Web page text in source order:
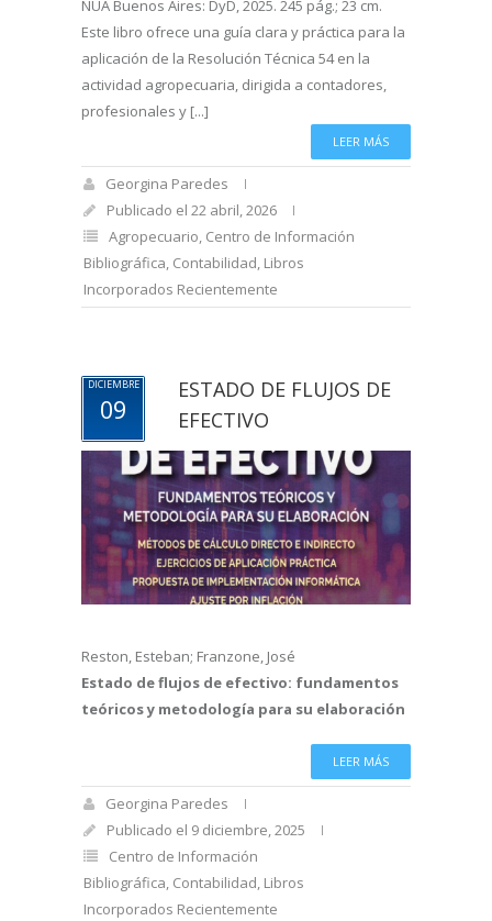
NUA Buenos Aires: DyD, 2025. 245 pág.; 23 cm.
Este libro ofrece una guía clara y práctica para la
aplicación de la Resolución Técnica 54 en la
actividad agropecuaria, dirigida a contadores,
profesionales y [...]
LEER MÁS
Georgina Paredes
Publicado el 22 abril, 2026
Agropecuario, Centro de Información
Bibliográfica, Contabilidad, Libros
Incorporados Recientemente
DICIEMBRE
09
ESTADO DE FLUJOS DE
EFECTIVO
Reston, Esteban; Franzone, José
Estado de flujos de efectivo: fundamentos
teóricos y metodología para su elaboración
LEER MÁS
Georgina Paredes
Publicado el 9 diciembre, 2025
Centro de Información
Bibliográfica, Contabilidad, Libros
Incorporados Recientemente